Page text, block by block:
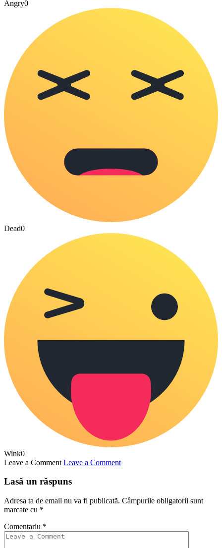
Angry0
Dead0
Wink0
Leave a Comment Leave a Comment
Lasă un răspuns
Adresa ta de email nu va fi publicată. Câmpurile obligatorii sunt
marcate cu *
Comentariu *